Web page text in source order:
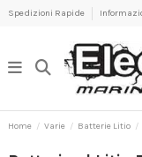
Spedizioni Rapide
Home Varie Batterie Litio